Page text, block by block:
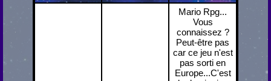
Mario Rpg...
Vous
connaissez ?
Peut-être pas
car ce jeu n'est
pas sorti en
Europe...C'est